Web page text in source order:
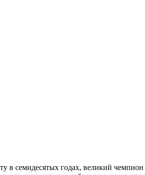
семидесятых годах, великий чемпион